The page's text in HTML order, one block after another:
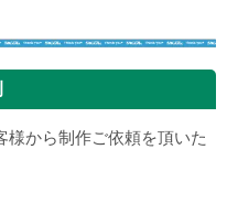
様から制作ご依頼を頂いた